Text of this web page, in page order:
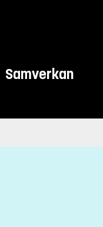
Samverkan